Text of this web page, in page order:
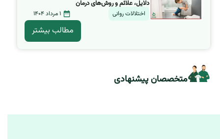
دلایل، علائم و روش‌های درمان
اختلالات روانی 1 مرداد 1404
مطالب بیشتر
متخصصان پیشنهادی